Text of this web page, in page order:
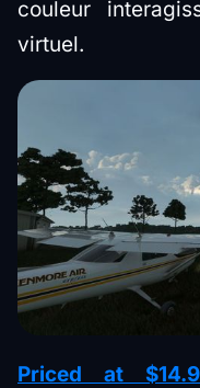
couleur
virtuel.
Priced at